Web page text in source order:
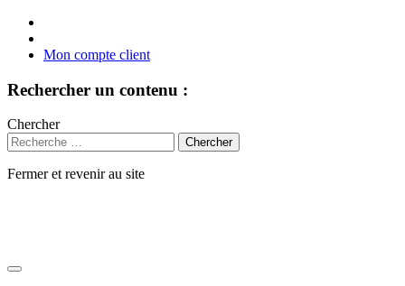
Mon compte client
Rechercher un contenu :
Chercher
Fermer et revenir au site